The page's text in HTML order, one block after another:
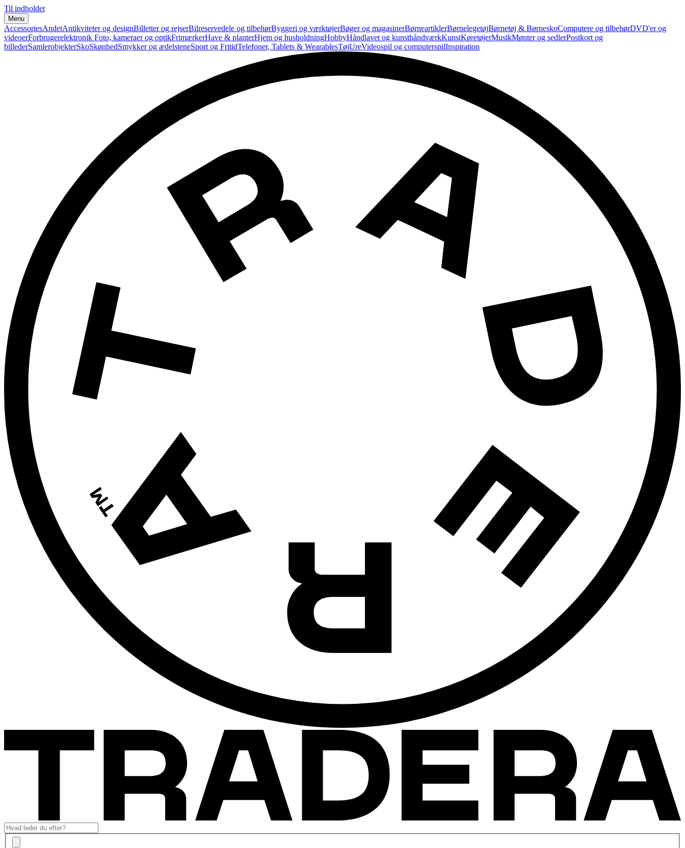
Til indholdet
Menu
AccessoriesAndetAntikviteter og designBilletter og rejserBilreservedele og tilbehørByggeri og værktøjerBøger og magasinerBørneartiklerBørnelegetøjBørnetøj & BørneskoComputere og tilbehørDVD'er og
videoerForbrugerelektronik Foto, kameraer og optikFrimærkerHave & planterHjem og husholdningHobbyHåndlavet og kunsthåndværkKunstKøretøjerMusikMønter og sedlerPostkort og
billederSamlerobjekterSkoSkønhedSmykker og ædelsteneSport og FritidTelefoner, Tablets & WearablesTøjUreVideospil og computerspilInspiration